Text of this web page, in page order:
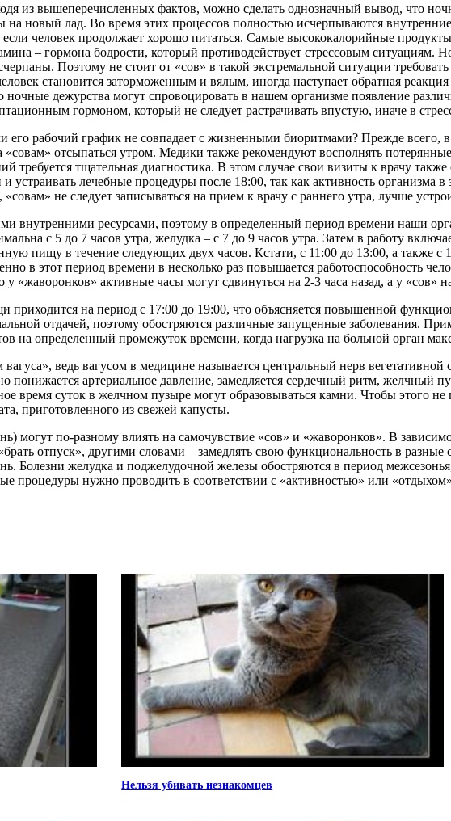
из вышеперечисленных фактов, можно сделать однозначный вывод, что
на новый лад. Во время этих процессов полностью исчерпываются
если человек продолжает хорошо питаться. Самые высококалорийные
– гормона бодрости, который противодействует стрессовым
Поэтому не стоит от «сов» в такой экстремальной ситуации
становится заторможенным и вялым, иногда наступает обратная
дежурства могут спровоцировать в нашем организме появление
гормоном, который не следует растрачивать впустую, иначе в
его рабочий график не совпадает с жизненными биоритмами? Прежде
«совам» отсыпаться утром. Медики также рекомендуют восполнять
требуется тщательная диагностика. В этом случае свои визиты к врачу
устраивать лечебные процедуры после 18:00, так как активность организма в
не следует записываться на прием к врачу с раннего утра, лучше
внутренними ресурсами, поэтому в определенный период времени наши
с 5 до 7 часов утра, желудка – с 7 до 9 часов утра. Затем в работу
пищу в течение следующих двух часов. Кстати, с 11:00 до 13:00, а также с
в этот период времени в несколько раз повышается работоспособность
«жаворонков» активные часы могут сдвинуться на 2-3 часа назад, а у «сов»
приходится на период с 17:00 до 19:00, что объясняется повышенной
отдачей, поэтому обостряются различные запущенные заболевания.
на определенный промежуток времени, когда нагрузка на больной орган
ведь вагусом в медицине называется центральный нерв
понижается артериальное давление, замедляется сердечный ритм, желчный
время суток в желчном пузыре могут образовываться камни. Чтобы этого
приготовленного из свежей капусты.
могут по-разному влиять на самочувствие «сов» и «жаворонков». В
отпуск», другими словами – замедлять свою функциональность в
Болезни желудка и поджелудочной железы обостряются в период
процедуры нужно проводить в соответствии с «активностью» или
Нельзя убивать незнакомцев